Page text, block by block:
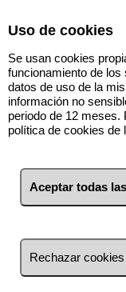
3 Inmuebles
más reciente
Menos reciente
Uso de cookies
Se usan cookies
funcionamiento de
datos de uso de la
información no
periodo de 12
política de cookies de
Aceptar todas
Rechazar cookies